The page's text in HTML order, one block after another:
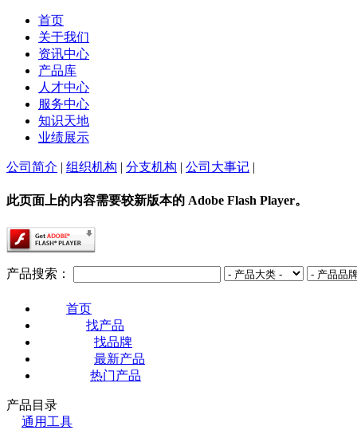
首页
关于我们
资讯中心
产品库
人才中心
服务中心
知识天地
业绩展示
公司简介 | 组织机构 | 分支机构 | 公司大事记 |
此页面上的内容需要较新版本的 Adobe Flash Player。
产品搜索：
首页
找产品
找品牌
最新产品
热门产品
产品目录
通用工具